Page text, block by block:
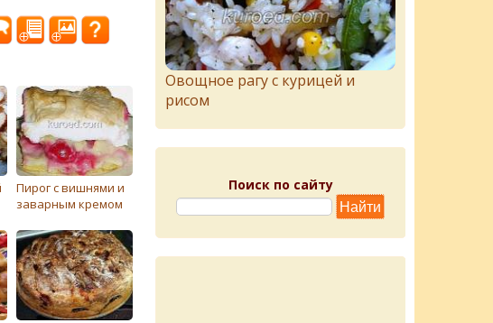
Пирог с вишнями и
заварным кремом
Овощное рагу с курицей и
рисом
Поиск по сайту